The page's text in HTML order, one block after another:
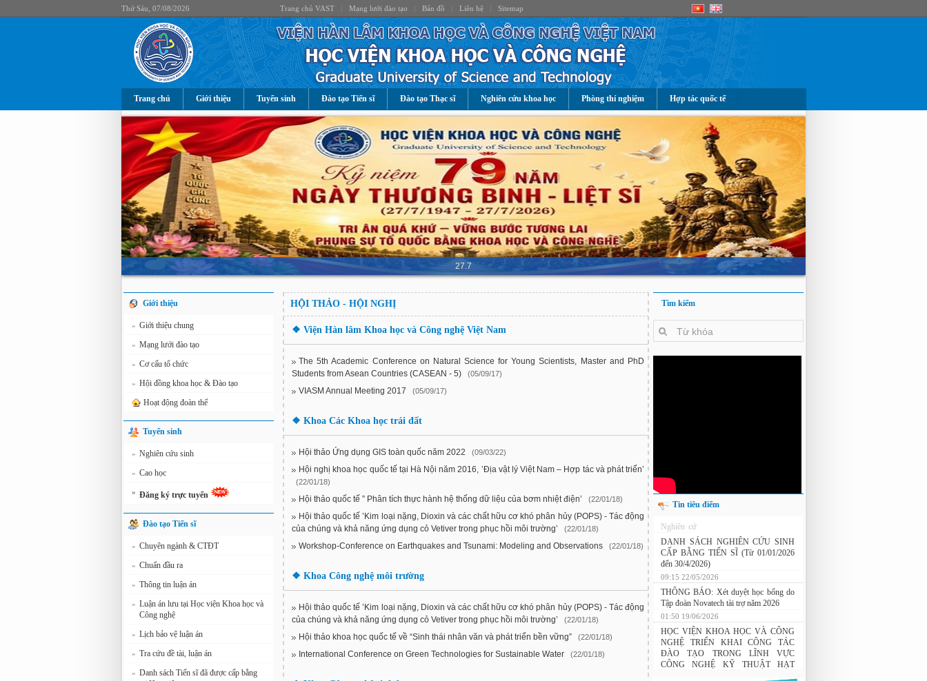
Thứ Sáu, 07/08/2026 Trang chủ VAST| Mạng lưới đào tạo Bản đồ Liên hệ| Sitemap
Trang chủ Giới thiệu Tuyển sinh Đào tạo Tiến sĩ Đào tạo Thạc sĩ Nghiên cứu khoa học Phòng thí nghiệm Hợp tác quốc tế
27.7
Giới thiệu
» Giới thiệu chung
» Mạng lưới đào tạo
» Cơ cấu tổ chức
» Hội đồng khoa học & Đào tạo
Hoạt động đoàn thể
Tuyển sinh
» Nghiên cứu sinh
» Cao học
» Đăng ký trực tuyến
Đào tạo Tiến sĩ
» Chuyên ngành & CTĐT
» Chuẩn đầu ra
» Thông tin luận án
» Luận án lưu tại Học viện Khoa học và
Công nghệ
» Lịch bảo vệ luận án
» Tra cứu đề tài, luận án
» Danh sách Tiến sĩ đã được cấp bằng
HỘI THẢO - HỘI NGHỊ
❖ Viện Hàn lâm Khoa học và Công nghệ Việt Nam
The 5th Academic Conference on Natural Science for Young Scientists, Master and PhD
Students from Asean Countries (CASEAN - 5)
(05/09/17)
VIASM Annual Meeting 2017 (05/09/17)
❖ Khoa Các Khoa học trái đất
Hội thảo Ứng dụng GIS toàn quốc năm 2022 (09/03/22)
Hội nghị khoa học quốc tế tại Hà Nội năm 2016, ’Địa vật lý Việt Nam – Hợp tác và phát triển’
(22/01/18)
Hội thảo quốc tế ” Phân tích thực hành hệ thống dữ liệu của bơm nhiệt điện’ (22/01/18)
Hội thảo quốc tế ’Kim loại nặng, Dioxin và các chất hữu cơ khó phân hủy (POPS) - Tác động
của chúng và khả năng ứng dụng cỏ Vetiver trong phục hồi môi trường’
(22/01/18)
Workshop-Conference on Earthquakes and Tsunami: Modeling and Observations (22/01/18)
❖ Khoa Công nghệ môi trường
Hội thảo quốc tế ’Kim loại nặng, Dioxin và các chất hữu cơ khó phân hủy (POPS) - Tác động
của chúng và khả năng ứng dụng cỏ Vetiver trong phục hồi môi trường’
(22/01/18)
Hội thảo khoa học quốc tế về “Sinh thái nhân văn và phát triển bền vững” (22/01/18)
International Conference on Green Technologies for Sustainable Water (22/01/18)
Tìm kiếm
Tin tiêu điểm
Nghiên cứu chế tạo hệ thống xác định
hướng vật thể độ chính xác cao dựa trên
từ kế và vật liệu biến hóa
DANH SÁCH NGHIÊN CỨU SINH
CẤP BẰNG TIẾN SĨ (Từ 01/01/2026
đến 30/4/2026)
09:15 22/05/2026
THÔNG BÁO: Xét duyệt học bổng do
Tập đoàn Novatech tài trợ năm 2026
01:50 19/06/2026
HỌC VIỆN KHOA HỌC VÀ CÔNG